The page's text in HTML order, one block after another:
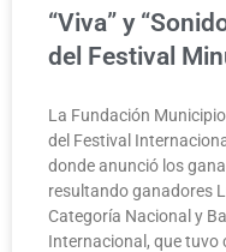
“Viva” y
del Festival
La Fundación
del Festival
donde anunció los
resultando ganadores
Categoría Nacional y
Internacional, que tuvo